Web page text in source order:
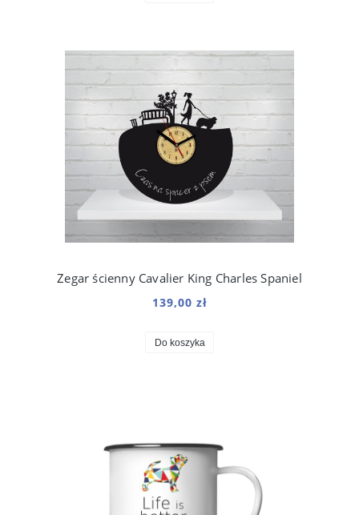
Zegar ścienny Cavalier King Charles Spaniel
139,00 zł
Do koszyka